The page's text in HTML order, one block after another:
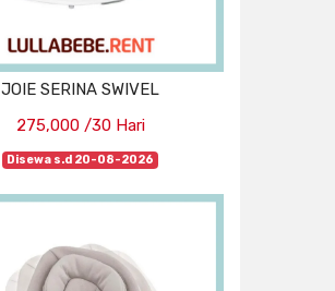
JOIE SERINA SWIVEL
275,000 /30 Hari
Disewa s.d 20-08-2026